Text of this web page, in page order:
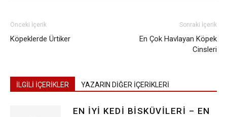
Önceki İçerik
Köpeklerde Ürtiker
Sonraki İçerik
En Çok Havlayan Köpek
Cinsleri
İLGİLİ İÇERİKLER YAZARIN DİĞER İÇERİKLERİ
EN İYI KEDI BISKÜVILERI – EN